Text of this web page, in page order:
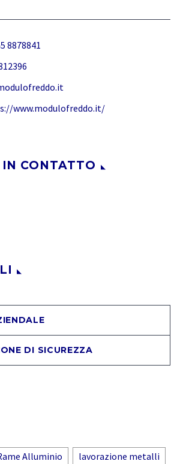
8878841
www.modulofreddo.it/
CONTATTO
DI SICUREZZA
Alluminio lavorazione metalli